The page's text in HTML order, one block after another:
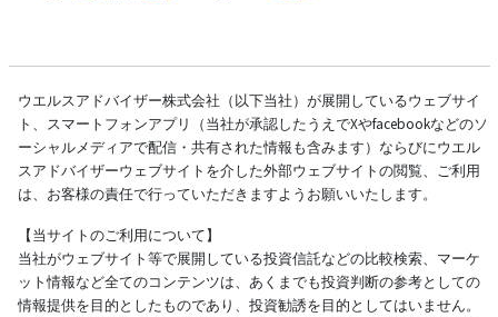
ウエルスアドバイザー株式会社（以下当社）が展開しているウェブサイ
ト、スマートフォンアプリ（当社が承認したうえでXやfacebookなどのソ
ーシャルメディアで配信・共有された情報も含みます）ならびにウエル
スアドバイザーウェブサイトを介した外部ウェブサイトの閲覧、ご利用
は、お客様の責任で行っていただきますようお願いいたします。
【当サイトのご利用について】
当社がウェブサイト等で展開している投資信託などの比較検索、マーケ
ット情報など全てのコンテンツは、あくまでも投資判断の参考としての
情報提供を目的としたものであり、投資勧誘を目的としてはいません。